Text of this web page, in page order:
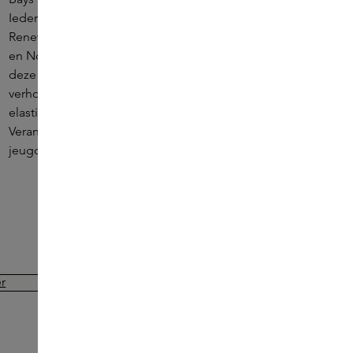
Ieder product is wetenschappelijk samengesteld met Bio-
Renewal Technology, geïnspireerd door gepatenteerde
en Nobelprijswinnende wetenschap. Dr. Brown gebruikte
deze wetenschap om brandwonden te genezen. Met
verhoogde huidvernieuwing en verbeterde collageen en
elastine, ziet de huid er verjongd en gerevitaliseerd uit.
Verander de manier waarop uw huid zich gedraagt om de
jeugdige gloed van de huid te herstellen.